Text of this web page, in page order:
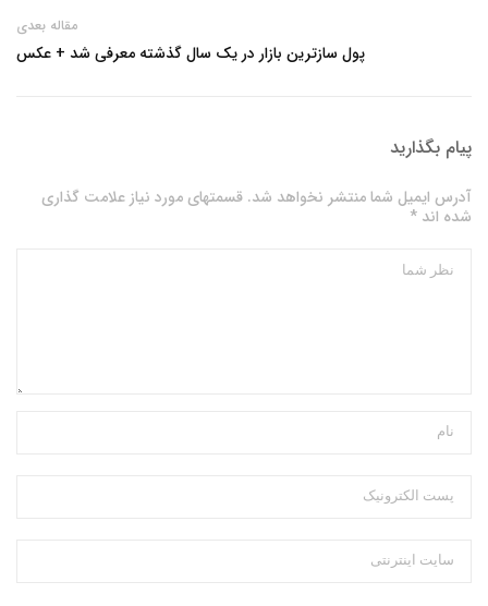
مقاله بعدی
پول سازترین بازار در یک سال گذشته معرفی شد + عکس
پیام بگذارید
آدرس ایمیل شما منتشر نخواهد شد. قسمتهای مورد نیاز علامت گذاری
شده اند *